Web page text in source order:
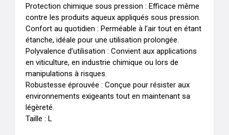
Protection chimique sous pression : Efficace même
contre les produits aqueux appliqués sous pression.
Confort au quotidien : Perméable à l’air tout en étant
étanche, idéale pour une utilisation prolongée.
Polyvalence d’utilisation : Convient aux applications
en viticulture, en industrie chimique ou lors de
manipulations à risques.
Robustesse éprouvée : Conçue pour résister aux
environnements exigeants tout en maintenant sa
légèreté.
Taille : L